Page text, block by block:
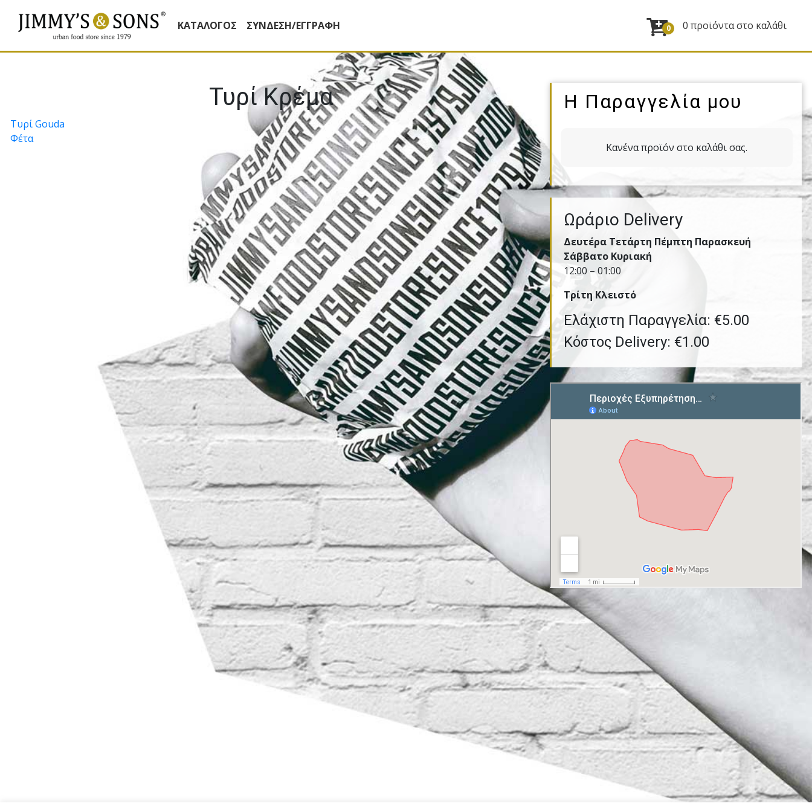
ΚΑΤΆΛΟΓΟΣ ΣΥΝΔΕΣΗ/ΕΓΓΡΑΦΗ 0 0 προϊόντα στο καλάθι
Τυρί Κρέμα
Πλοήγηση
Τυρί Gouda
Φέτα
Η Παραγγελία μου
Κανένα προϊόν στο καλάθι σας.
Ωράριο Delivery
Δευτέρα Τετάρτη Πέμπτη Παρασκευή
Σάββατο Κυριακή
12:00 – 01:00
Τρίτη Kλειστό
Ελάχιστη Παραγγελία: €5.00
Κόστος Delivery: €1.00